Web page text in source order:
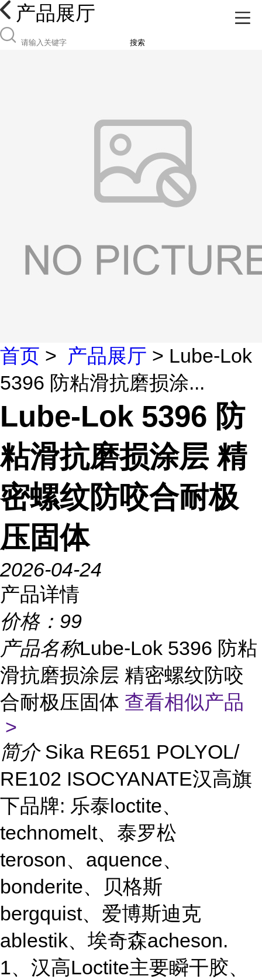
产品展厅
搜索
首页 > 产品展厅 > Lube-Lok
5396 防粘滑抗磨损涂...
Lube-Lok 5396 防
粘滑抗磨损涂层 精
密螺纹防咬合耐极
压固体
2026-04-24
产品详情
价格： 99
产品名称Lube-Lok 5396 防粘
滑抗磨损涂层 精密螺纹防咬
合耐极压固体 查看相似产品
>
简介 Sika RE651 POLYOL/
RE102 ISOCYANATE汉高旗
下品牌: 乐泰loctite、
technomelt、泰罗松
teroson、aquence、
bonderite、贝格斯
bergquist、爱博斯迪克
ablestik、埃奇森acheson.
1、汉高Loctite主要瞬干胶、